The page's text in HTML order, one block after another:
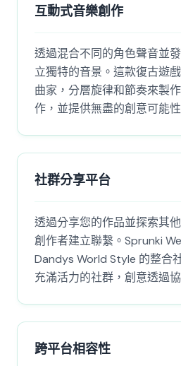
互動式音樂創作
透過混合不同的角色聲音並
立獨特的音景。這款復古遊
曲家，分層旋律和節奏來製
作，並提供無盡的創意可能性
社群分享平台
透過分享您的作品並探索其
創作者建立聯繫。Sprunki
Dandys World Style 的整合
充滿活力的社群，創意透過
跨平台相容性